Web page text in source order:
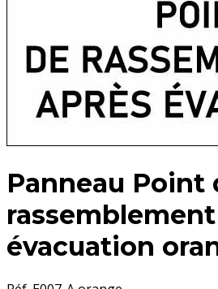
Panneau Point
évacuation